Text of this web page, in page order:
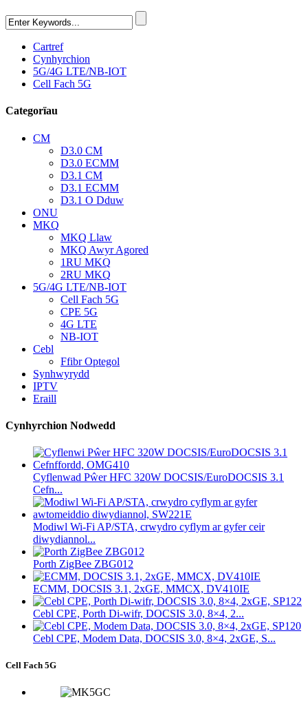
Cartref
Cynhyrchion
5G/4G LTE/NB-IOT
Cell Fach 5G
Categorïau
CM
D3.0 CM
D3.0 ECMM
D3.1 CM
D3.1 ECMM
D3.1 O Dduw
ONU
MKQ
MKQ Llaw
MKQ Awyr Agored
1RU MKQ
2RU MKQ
5G/4G LTE/NB-IOT
Cell Fach 5G
CPE 5G
4G LTE
NB-IOT
Cebl
Ffibr Optegol
Synhwyrydd
IPTV
Eraill
Cynhyrchion Nodwedd
Cyflenwad Pŵer HFC 320W DOCSIS/EuroDOCSIS 3.1
Cefn...
Modiwl Wi-Fi AP/STA, crwydro cyflym ar gyfer ceir
diwydiannol...
Porth ZigBee ZBG012
ECMM, DOCSIS 3.1, 2xGE, MMCX, DV410IE
Cebl CPE, Porth Di-wifr, DOCSIS 3.0, 8×4, 2...
Cebl CPE, Modem Data, DOCSIS 3.0, 8×4, 2xGE, S...
Cell Fach 5G